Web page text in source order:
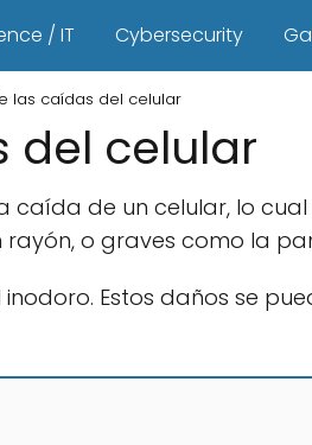
/ IT Cybersecurity
las caídas del celular
del celular
caída de un celular, lo
o graves como la
Estos daños se